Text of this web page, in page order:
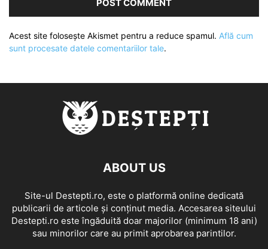
Acest site folosește Akismet pentru a reduce spamul. Află cum
sunt procesate datele comentariilor tale.
ABOUT US
Site-ul Destepti.ro, este o platformă online dedicată
publicarii de articole și conținut media. Accesarea siteului
Destepti.ro este îngăduită doar majorilor (minimum 18 ani)
sau minorilor care au primit aprobarea parintilor.